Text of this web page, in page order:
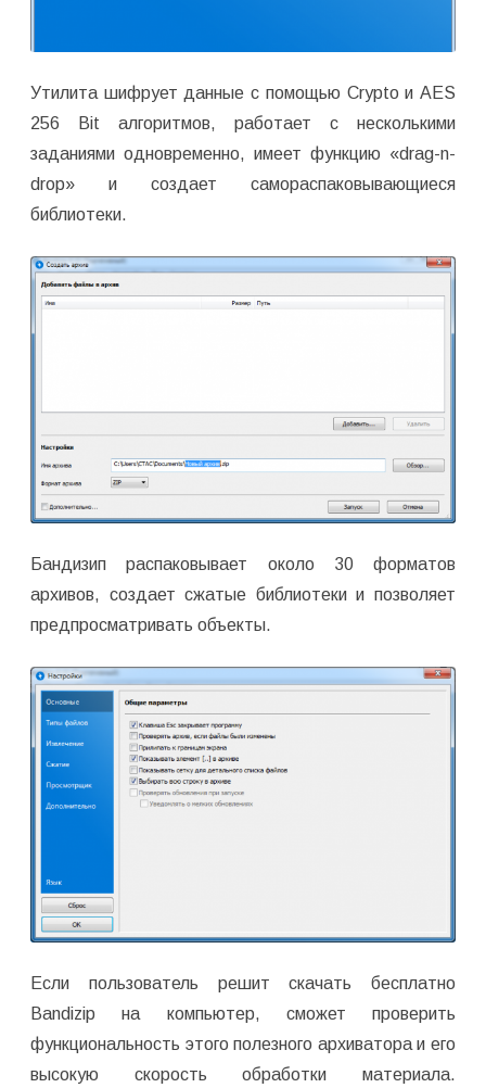
Утилита шифрует данные с помощью Crypto и AES
256 Bit алгоритмов, работает с несколькими
заданиями одновременно, имеет функцию «drag-n-
drop» и создает самораспаковывающиеся
библиотеки.
Бандизип распаковывает около 30 форматов
архивов, создает сжатые библиотеки и позволяет
предпросматривать объекты.
Если пользователь решит скачать бесплатно
Bandizip на компьютер, сможет проверить
функциональность этого полезного архиватора и его
высокую скорость обработки материала.